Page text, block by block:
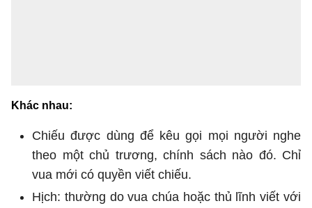
Khác nhau:
Chiếu được dùng để kêu gọi mọi người nghe
theo một chủ trương, chính sách nào đó. Chỉ
vua mới có quyền viết chiếu.
Hịch: thường do vua chúa hoặc thủ lĩnh viết với